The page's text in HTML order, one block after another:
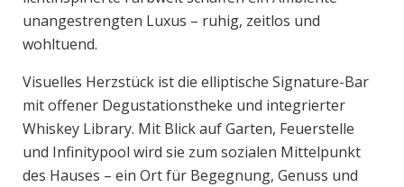
unangestrengten Luxus – ruhig, zeitlos und
wohltuend.
Visuelles Herzstück ist die elliptische Signature-Bar
mit offener Degustationstheke und integrierter
Whiskey Library. Mit Blick auf Garten, Feuerstelle
und Infinitypool wird sie zum sozialen Mittelpunkt
des Hauses – ein Ort für Begegnung, Genuss und